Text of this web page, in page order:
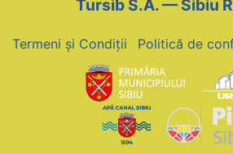
Tursib S.A. — Sibiu
Termeni și Condiții Politică de